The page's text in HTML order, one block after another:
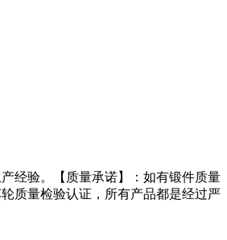
经验。【质量承诺】：如有锻件质量
质量检验认证，所有产品都是经过严